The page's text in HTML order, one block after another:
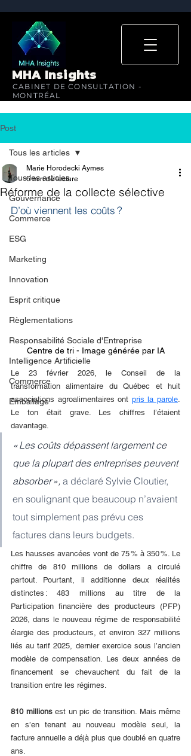
MHA Insights
CABINET DE CONSULTATION -
MONTRÉAL
Post
Tous les articles
Gouvernance
Commerce
ESG
Marketing
Innovation
Esprit critique
Règlementations
Responsabilité Sociale d'Entreprise
Intelligence Artificielle
Commerce
Emballage
Tous les articles
Réforme de la collecte sélective
Marie Horodecki Aymes
6 min de lecture
D’où viennent les coûts ?
Centre de tri - Image générée par IA
Le 23 février 2026, le Conseil de la
transformation alimentaire du Québec et huit
associations agroalimentaires ont pris la parole.
Le ton était grave. Les chiffres l’étaient
davantage.
« Les coûts dépassent largement ce
que la plupart des entreprises peuvent
absorber », a déclaré Sylvie Cloutier,
en soulignant que beaucoup n’avaient
tout simplement pas prévu ces
factures dans leurs budgets.
Les hausses avancées vont de 75 % à 350 %. Le
chiffre de 810 millions de dollars a circulé
partout. Pourtant, il additionne deux réalités
distinctes : 483 millions au titre de la
Participation financière des producteurs (PFP)
2026, dans le nouveau régime de responsabilité
élargie des producteurs, et environ 327 millions
liés au tarif 2025, dernier exercice sous l’ancien
modèle de compensation. Les deux années de
financement se chevauchent du fait de la
transition entre les régimes.
810 millions est un pic de transition. Mais même
en s’en tenant au nouveau modèle seul, la
facture annuelle a déjà plus que doublé en quatre
ans.